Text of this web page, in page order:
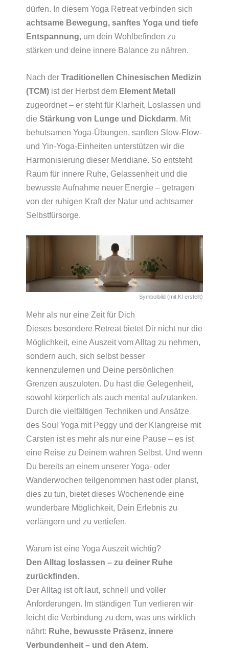
dürfen. In diesem Yoga Retreat verbinden sich
achtsame Bewegung, sanftes Yoga und tiefe
Entspannung, um dein Wohlbefinden zu
stärken und deine innere Balance zu nähren.
Nach der Traditionellen Chinesischen Medizin
(TCM) ist der Herbst dem Element Metall
zugeordnet – er steht für Klarheit, Loslassen und
die Stärkung von Lunge und Dickdarm. Mit
behutsamen Yoga-Übungen, sanften Slow-Flow-
und Yin-Yoga-Einheiten unterstützen wir die
Harmonisierung dieser Meridiane. So entsteht
Raum für innere Ruhe, Gelassenheit und die
bewusste Aufnahme neuer Energie – getragen
von der ruhigen Kraft der Natur und achtsamer
Selbstfürsorge.
Symbolbild (mit KI erstellt)
Mehr als nur eine Zeit für Dich
Dieses besondere Retreat bietet Dir nicht nur die
Möglichkeit, eine Auszeit vom Alltag zu nehmen,
sondern auch, sich selbst besser
kennenzulernen und Deine persönlichen
Grenzen auszuloten. Du hast die Gelegenheit,
sowohl körperlich als auch mental aufzutanken.
Durch die vielfältigen Techniken und Ansätze
des Soul Yoga mit Peggy und der Klangreise mit
Carsten ist es mehr als nur eine Pause – es ist
eine Reise zu Deinem wahren Selbst. Und wenn
Du bereits an einem unserer Yoga- oder
Wanderwochen teilgenommen hast oder planst,
dies zu tun, bietet dieses Wochenende eine
wunderbare Möglichkeit, Dein Erlebnis zu
verlängern und zu vertiefen.
Warum ist eine Yoga Auszeit wichtig?
Den Alltag loslassen – zu deiner Ruhe
zurückfinden.
Der Alltag ist oft laut, schnell und voller
Anforderungen. Im ständigen Tun verlieren wir
leicht die Verbindung zu dem, was uns wirklich
nährt: Ruhe, bewusste Präsenz, innere
Verbundenheit – und den Atem.